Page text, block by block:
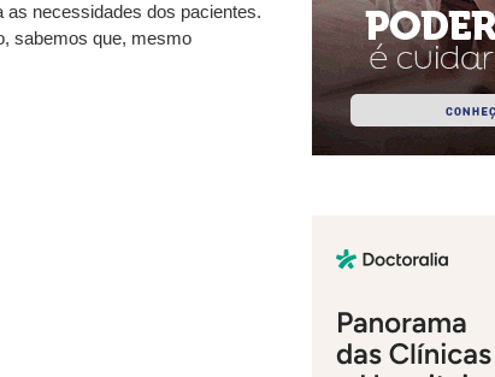
as necessidades dos pacientes.
sabemos que, mesmo